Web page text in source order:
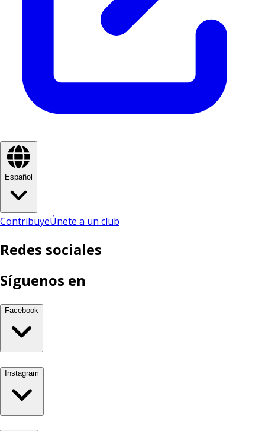
Español
ContribuyeÚnete a un club
Redes sociales
Síguenos en
Facebook
Instagram